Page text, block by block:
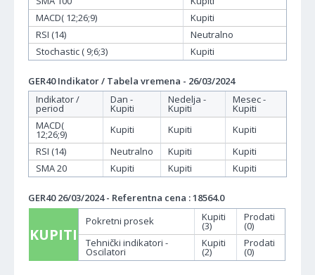
MACD( 12;26;9)
Kupiti
RSI (14)
Neutralno
Stochastic ( 9;6;3)
Kupiti
GER40 Indikator / Tabela vremena - 26/03/2024
Indikator /
period
Dan -
Kupiti
Nedelja -
Kupiti
Mesec -
Kupiti
MACD(
12;26;9) Kupiti Kupiti
Kupiti
RSI (14)
Neutralno Kupiti
Kupiti
SMA 20
Kupiti Kupiti Kupiti
GER40 26/03/2024 - Referentna cena : 18564.0
KUPITI
Pokretni prosek Kupiti
(3)
Prodati
(0)
Tehnički indikatori -
Oscilatori
Kupiti
(2)
Prodati
(0)